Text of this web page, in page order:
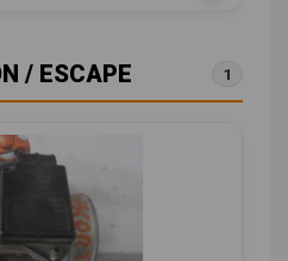
/ ESCAPE 1